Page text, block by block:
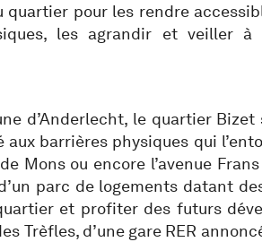
quartier pour les rendre
les agrandir et veiller à
d’Anderlecht, le quartier Bizet
barrières physiques qui
Mons ou encore l’avenue
parc de logements datant
et profiter des futurs
Trèfles, d’une gare RER